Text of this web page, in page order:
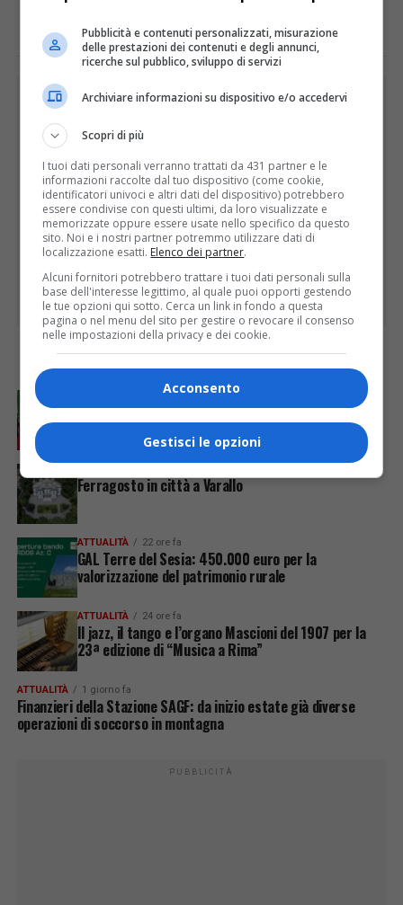
ULTIME
3 ore fa
Nidi comunali, dalla Regione 1,5 milioni di euro per
ampliare gli orari dei servizi a parità di tariffa
Ferragosto in città a Varallo
ATTUALITÀ 22 ore fa
GAL Terre del Sesia: 450.000 euro per la
valorizzazione del patrimonio rurale
ATTUALITÀ 24 ore fa
Il jazz, il tango e l’organo Mascioni del 1907 per la
23ª edizione di “Musica a Rima”
ATTUALITÀ 1 giorno fa
Finanzieri della Stazione SAGF: da inizio estate già diverse
operazioni di soccorso in montagna
PUBBLICITÀ
Pubblicità e contenuti personalizzati, misurazione
delle prestazioni dei contenuti e degli annunci,
ricerche sul pubblico, sviluppo di servizi
Archiviare informazioni su dispositivo e/o accedervi
Scopri di più
I tuoi dati personali verranno trattati da 431 partner e le
informazioni raccolte dal tuo dispositivo (come cookie,
identificatori univoci e altri dati del dispositivo) potrebbero
essere condivise con questi ultimi, da loro visualizzate e
memorizzate oppure essere usate nello specifico da questo
sito. Noi e i nostri partner potremmo utilizzare dati di
localizzazione esatti. Elenco dei partner.
Alcuni fornitori potrebbero trattare i tuoi dati personali sulla
base dell'interesse legittimo, al quale puoi opporti gestendo
le tue opzioni qui sotto. Cerca un link in fondo a questa
pagina o nel menu del sito per gestire o revocare il consenso
nelle impostazioni della privacy e dei cookie.
Acconsento
Gestisci le opzioni